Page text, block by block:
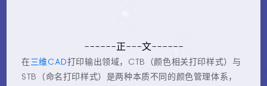
------正---文------
在三维CAD打印输出领域， CTB （颜色相关打印样式）与
STB
（命名打印样式）是两种本质不同的颜色管理体系，